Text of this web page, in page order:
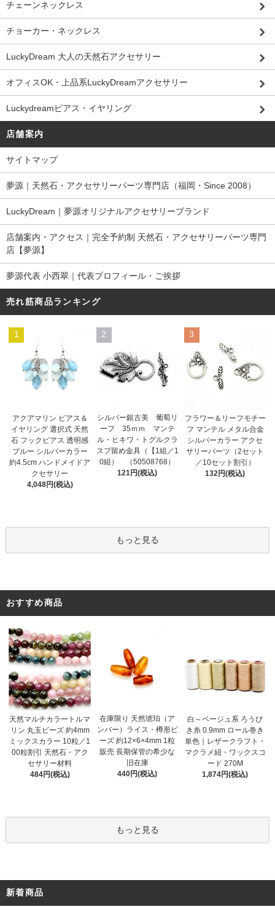
チェーンネックレス
チョーカー・ネックレス
LuckyDream 大人の天然石アクセサリー
オフィスOK・上品系LuckyDreamアクセサリー
Luckydreamピアス・イヤリング
店舗案内
サイトマップ
夢源｜天然石・アクセサリーパーツ専門店（福岡・Since 2008）
LuckyDream｜夢源オリジナルアクセサリーブランド
店舗案内・アクセス｜完全予約制 天然石・アクセサリーパーツ専門
店【夢源】
夢源代表 小西翠｜代表プロフィール・ご挨拶
売れ筋商品ランキング
1
アクアマリン ピアス＆
イヤリング 選択式 天然
石 フックピアス 透明感
ブルー シルバーカラー
約4.5cm ハンドメイドア
クセサリー
4,048円(税込)
2
シルバー銀古美 葡萄リ
ーフ 35ｍｍ マンテ
ル・ヒキワ・トグルクラ
スプ留め金具（【1組／1
0組） （50508768）
121円(税込)
3
フラワー＆リーフモチー
フ マンテル メタル合金
シルバーカラー アクセ
サリーパーツ（2セット
／10セット割引）
132円(税込)
もっと見る
おすすめ商品
天然マルチカラートルマ
リン 丸玉ビーズ 約4mm
ミックスカラー 10粒／1
00粒割引 天然石・アク
セサリー材料
484円(税込)
在庫限り 天然琥珀（ア
ンバー）ライス・樽形ビ
ーズ 約12×6×4mm 1粒
販売 長期保管の希少な
旧在庫
440円(税込)
白～ベージュ系 ろうび
き糸 0.9mm ロール巻き
単色｜レザークラフト・
マクラメ紐・ワックスコ
ード 270M
1,874円(税込)
もっと見る
新着商品